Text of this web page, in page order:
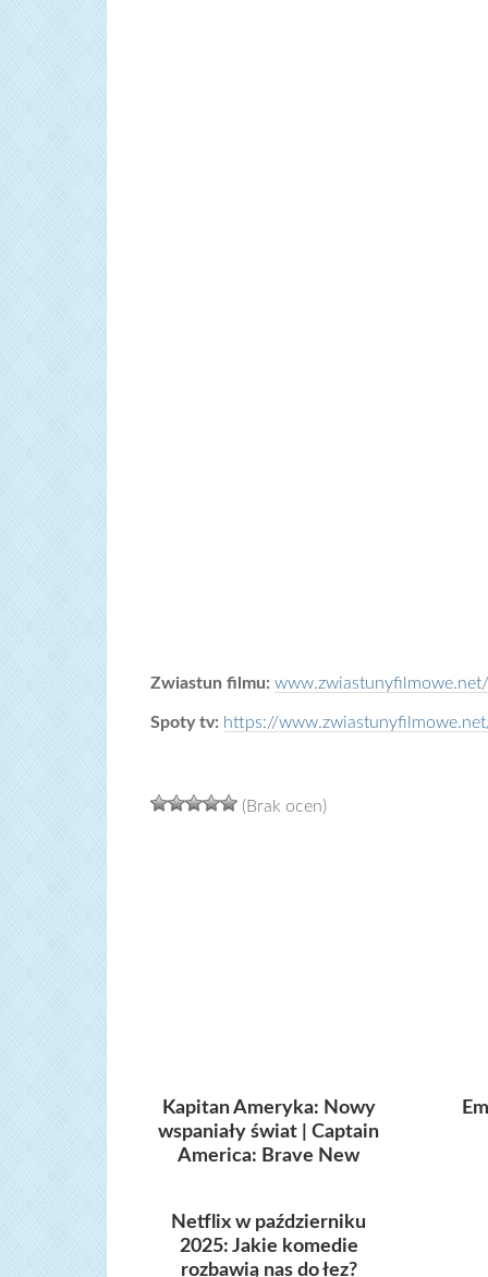
Zwiastun filmu:
Spoty tv: https://
(Brak ocen)
Kapitan Ameryka: Nowy
wspaniały świat | Captain
America: Brave New
Netflix w październiku
2025: Jakie komedie
rozbawią nas do łez?